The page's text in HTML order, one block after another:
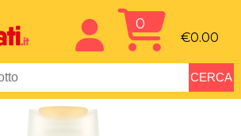
0
€0.00